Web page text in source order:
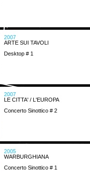
2007
ARTE SUI TAVOLI
Desktop # 1
2007
LE CITTA' / L'EUROPA
Concerto Sinottico # 2
2005
WARBURGHIANA
Concerto Sinottico # 1